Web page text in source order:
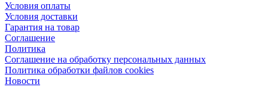
Условия оплаты
Условия доставки
Гарантия на товар
Соглашение
Политика
Соглашение на обработку персональных данных
Политика обработки файлов cookies
Новости